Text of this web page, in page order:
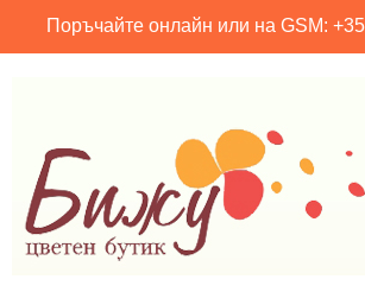
Поръчайте онлайн или на GSM: